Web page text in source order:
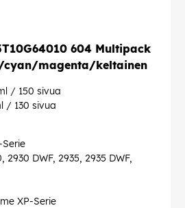
604 Multipack
cyan/magenta/keltainen
/ 150 sivua
/ 130 sivua
2930 DWF, 2935, 2935 DWF,
XP-Serie